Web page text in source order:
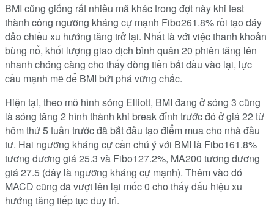
BMI cũng giống rất nhiều mã khác trong đợt này khi test
thành công ngưỡng kháng cự mạnh Fibo261.8% rồi tạo đáy
đảo chiều xu hướng tăng trở lại. Nhất là với việc thanh khoản
bùng nổ, khối lượng giao dịch bình quân 20 phiên tăng lên
nhanh chóng càng cho thấy dòng tiền bắt đầu vào lại, lực
cầu mạnh mẽ để BMI bứt phá vững chắc.
Hiện tại, theo mô hình sóng Elliott, BMI đang ở sóng 3 cũng
là sóng tăng 2 hình thành khi break đỉnh trước đó ở giá 22 từ
hôm thứ 5 tuần trước đã bắt đầu tạo điểm mua cho nhà đầu
tư. Hai ngưỡng kháng cự cần chú ý với BMI là Fibo161.8%
tương đương giá 25.3 và Fibo127.2%, MA200 tương đương
giá 27.5 (đây là ngưỡng kháng cự mạnh). Thêm vào đó
MACD cũng đã vượt lên lại mốc 0 cho thấy dấu hiệu xu
hướng tăng tiếp tục duy trì.